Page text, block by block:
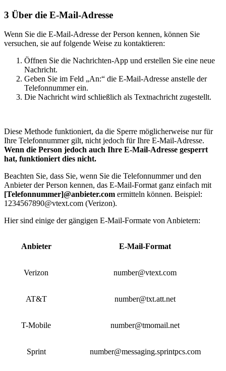
3 Über die E-Mail-Adresse
Wenn Sie die E-Mail-Adresse der Person kennen, können Sie
versuchen, sie auf folgende Weise zu kontaktieren:
Öffnen Sie die Nachrichten-App und erstellen Sie eine neue
Nachricht.
Geben Sie im Feld „An:“ die E-Mail-Adresse anstelle der
Telefonnummer ein.
Die Nachricht wird schließlich als Textnachricht zugestellt.
Diese Methode funktioniert, da die Sperre möglicherweise nur für
Ihre Telefonnummer gilt, nicht jedoch für Ihre E-Mail-Adresse.
Wenn die Person jedoch auch Ihre E-Mail-Adresse gesperrt
hat, funktioniert dies nicht.
Beachten Sie, dass Sie, wenn Sie die Telefonnummer und den
Anbieter der Person kennen, das E-Mail-Format ganz einfach mit
[Telefonnummer]@anbieter.com ermitteln können. Beispiel:
1234567890@vtext.com (Verizon).
Hier sind einige der gängigen E-Mail-Formate von Anbietern:
Anbieter E-Mail-Format
Verizon number@vtext.com
AT&T number@txt.att.net
T-Mobile number@tmomail.net
Sprint number@messaging.sprintpcs.com